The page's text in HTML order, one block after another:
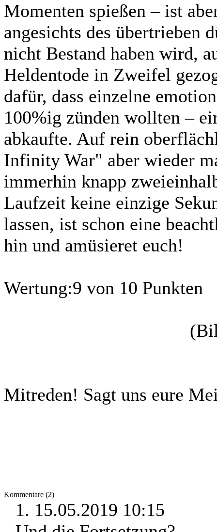
Momenten spießen – ist
angesichts des übertrieben
nicht Bestand haben wird,
Heldentode in Zweifel
dafür, dass einzelne
100%ig zünden wollten –
abkaufte. Auf rein
Infinity War" aber wieder
immerhin knapp
Laufzeit keine einzige
lassen, ist schon eine
hin und amüsieret euch!
Wertung:9 von 10 Punkten
Mitreden! Sagt uns eure
Kommentare (2)
1. 15.05.2019 10:15